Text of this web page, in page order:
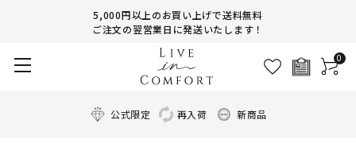
5,000円以上のお買い上げで送料無料
ご注文の翌営業日に発送いたします！
0
公式限定 再入荷 新商品
商品番号/JANコード
登録順
価格が安い順